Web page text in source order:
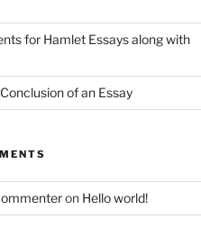
for Hamlet Essays along with
of an Essay
on Hello world!